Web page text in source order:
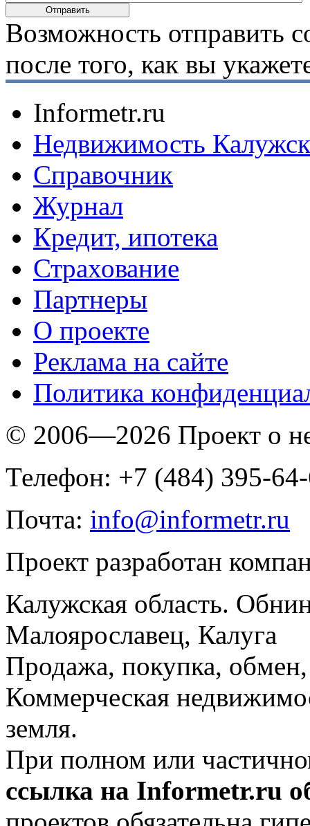
Возможность отправить
после того, как вы
Informetr.ru
Недвижимость
Справочник
Журнал
Кредит, ипотека
Страхование
Партнеры
O проекте
Реклама на сайте
Политика
© 2006—2026 Проект о
Телефон: +7 (484) 395-
Почта: info@informetr.ru
Проект разработан
Калужская область.
Малоярославец, Калуга
Продажа, покупка, обмен,
Коммерческая
земля.
При полном или
ссылка на Informetr.ru